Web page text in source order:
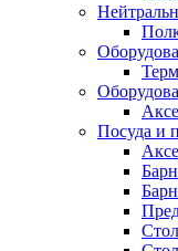
Посуда и